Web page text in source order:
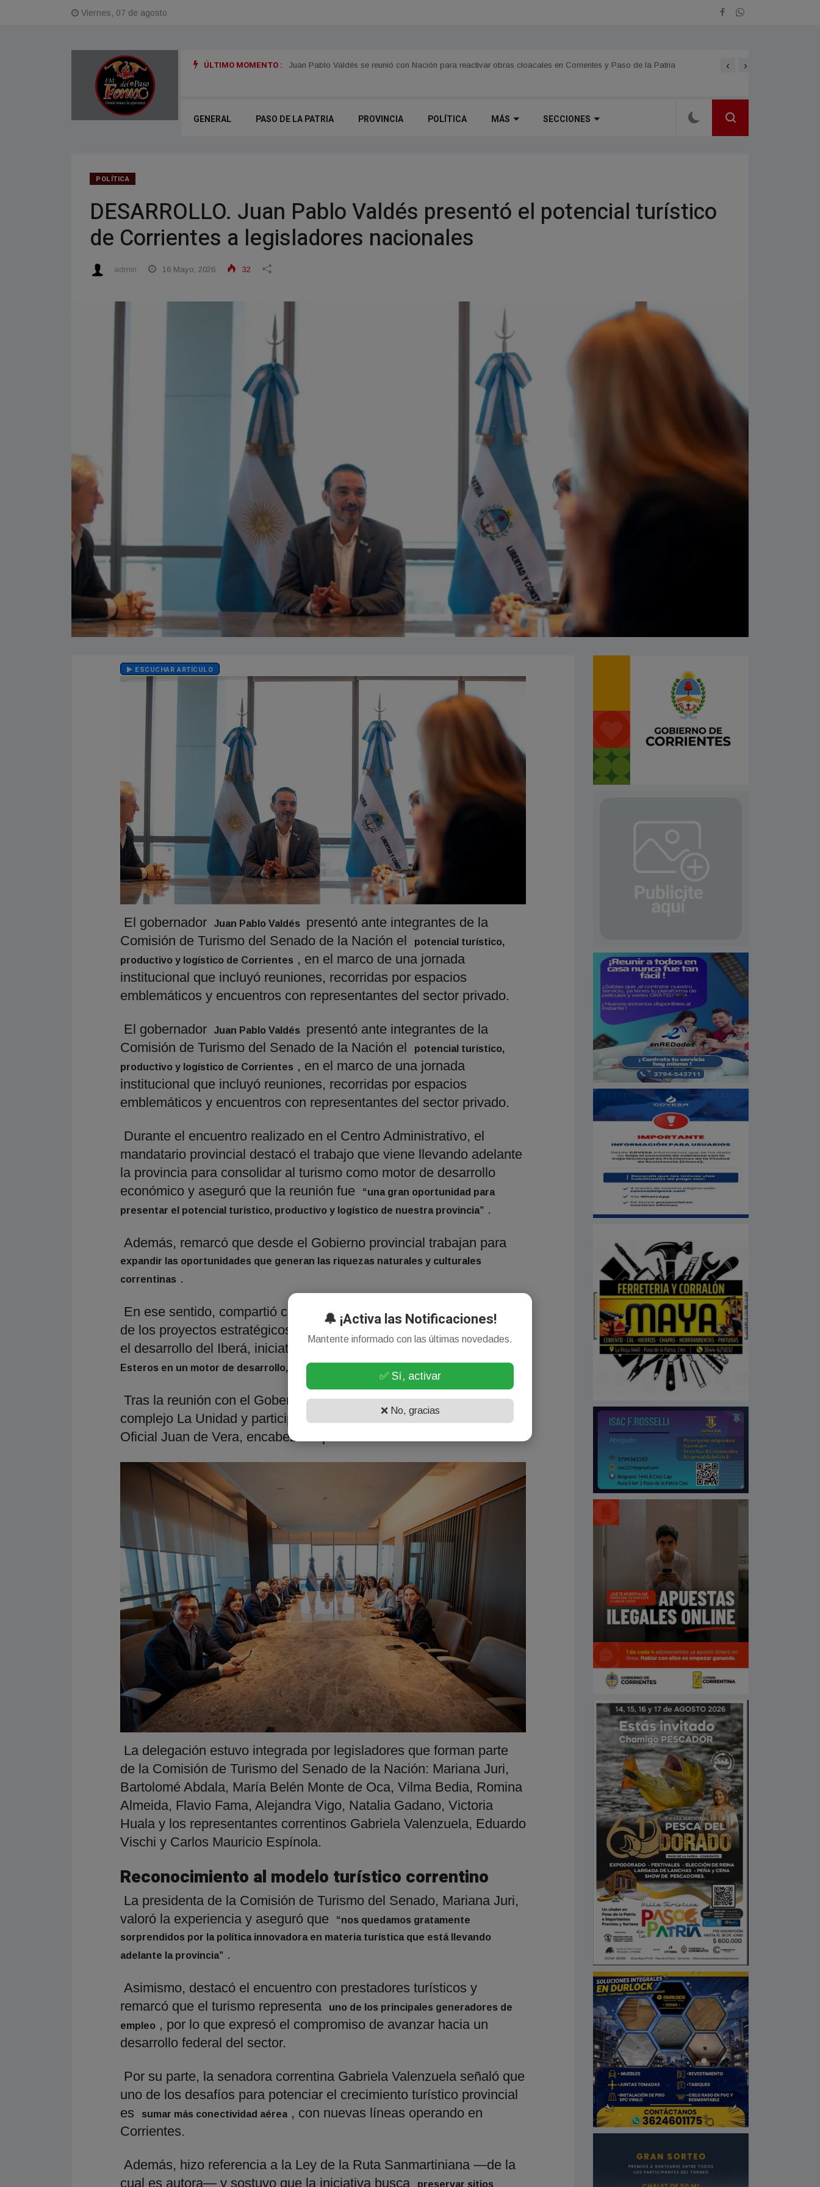
Viernes, 07 de agosto
ÚLTIMO MOMENTO :
el Plan de Regularización de Obras con destino comercial Juan Pablo Valdés se reunió con Nación para reactivar obras cloacales en Corrientes y Paso de la Patria Se promocionó la 61.ª
‹ ›
GENERAL PASO DE LA PATRIA PROVINCIA POLÍTICA MÁS SECCIONES
POLÍTICA
DESARROLLO. Juan Pablo Valdés presentó el potencial turístico
de Corrientes a legisladores nacionales
admin 16 Mayo, 2026 32
ESCUCHAR ARTÍCULO
El gobernador Juan Pablo Valdés
presentó ante integrantes de la
Comisión de Turismo del Senado de la Nación el
potencial turístico,
productivo y logístico de Corrientes , en el marco de una jornada
institucional que incluyó reuniones, recorridas por espacios
emblemáticos y encuentros con representantes del sector privado.
El gobernador Juan Pablo Valdés
presentó ante integrantes de la
Comisión de Turismo del Senado de la Nación el
potencial turístico,
productivo y logístico de Corrientes , en el marco de una jornada
institucional que incluyó reuniones, recorridas por espacios
emblemáticos y encuentros con representantes del sector privado.
Durante el encuentro realizado en el Centro Administrativo, el
mandatario provincial destacó el trabajo que viene llevando adelante
la provincia para consolidar al turismo como motor de desarrollo
económico y aseguró que la reunión fue
“una gran oportunidad para
presentar el potencial turístico, productivo y logístico de nuestra provincia” .
Además, remarcó que desde el Gobierno provincial trabajan para
expandir las oportunidades que generan las riquezas naturales y culturales
correntinas .
En ese sentido, compartió con los legisladores nacionales algunos
de los proyectos estratégicos impulsados por la Provincia, entre ellos
el desarrollo del Iberá, iniciativa que, según expresó,
Esteros en un motor de desarrollo, empleo e inversiones”
.
Tras la reunión con el Gobernador, los senadores recorrieron el
complejo La Unidad y participaron de una visita guiada por el Teatro
Oficial Juan de Vera, encabezada por Lourdes Sánchez.
La delegación estuvo integrada por legisladores que forman parte
de la Comisión de Turismo del Senado de la Nación: Mariana Juri,
Bartolomé Abdala, María Belén Monte de Oca, Vilma Bedia, Romina
Almeida, Flavio Fama, Alejandra Vigo, Natalia Gadano, Victoria
Huala y los representantes correntinos Gabriela Valenzuela, Eduardo
Vischi y Carlos Mauricio Espínola.
Reconocimiento al modelo turístico correntino
La presidenta de la Comisión de Turismo del Senado, Mariana Juri,
valoró la experiencia y aseguró que
“nos quedamos gratamente
sorprendidos por la política innovadora en materia turística que está llevando
adelante la provincia” .
Asimismo, destacó el encuentro con prestadores turísticos y
remarcó que el turismo representa
uno de los principales generadores de
empleo , por lo que expresó el compromiso de avanzar hacia un
desarrollo federal del sector.
Por su parte, la senadora correntina Gabriela Valenzuela señaló que
uno de los desafíos para potenciar el crecimiento turístico provincial
es
sumar más conectividad aérea , con nuevas líneas operando en
Corrientes.
Además, hizo referencia a la Ley de la Ruta Sanmartiniana —de la
cual es autora— y sostuvo que la iniciativa busca
preservar sitios
🔔 ¡Activa las Notificaciones!
Mantente informado con las últimas novedades.
✅ Sí, activar
❌ No, gracias